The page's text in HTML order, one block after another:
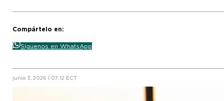
Compártelo en:
Síguenos en WhatsApp
junio 3, 2026 | 07:12 ECT